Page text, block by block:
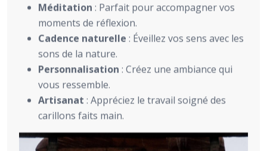
Méditation : Parfait pour accompagner vos
moments de réflexion.
Cadence naturelle : Éveillez vos sens avec les
sons de la nature.
Personnalisation : Créez une ambiance qui
vous ressemble.
Artisanat : Appréciez le travail soigné des
carillons faits main.